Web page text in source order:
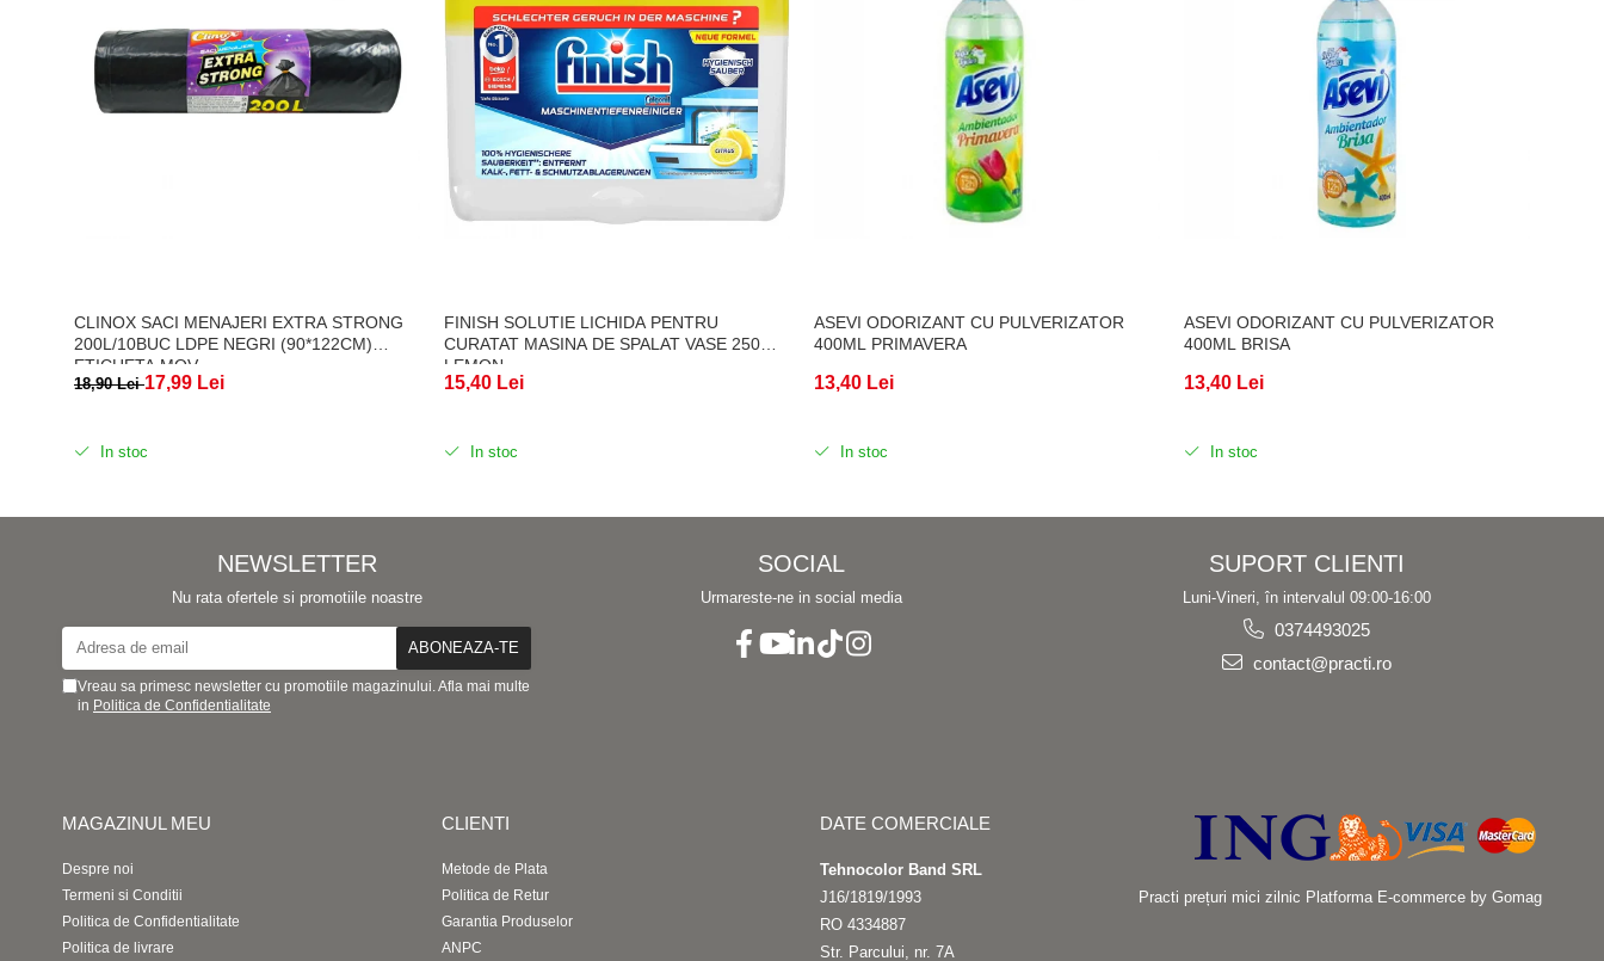
CLINOX SACI MENAJERI EXTRA STRONG
200L/10BUC LDPE NEGRI (90*122CM)
ETICHETA MOV
18,90 Lei17,99 Lei
In stoc
FINISH SOLUTIE LICHIDA PENTRU
CURATAT MASINA DE SPALAT VASE 250ML
LEMON
15,40 Lei
In stoc
ASEVI ODORIZANT CU PULVERIZATOR
400ML PRIMAVERA
13,40 Lei
In stoc
ASEVI ODORIZANT CU PULVERIZATOR
400ML BRISA
13,40 Lei
In stoc
NEWSLETTER
Nu rata ofertele si promotiile noastre
Vreau sa primesc newsletter cu promotiile magazinului. Afla mai multe
in Politica de Confidentialitate
SOCIAL
Urmareste-ne in social media
SUPORT CLIENTI
Luni-Vineri, în intervalul 09:00-16:00
0374493025
contact@practi.ro
MAGAZINUL MEU
Despre noi
Termeni si Conditii
Politica de Confidentialitate
Politica de livrare
CLIENTI
Metode de Plata
Politica de Retur
Garantia Produselor
ANPC
DATE COMERCIALE
Tehnocolor Band SRL
J16/1819/1993
RO 4334887
Str. Parcului, nr. 7A
Practi prețuri mici zilnic Platforma E-commerce by Gomag